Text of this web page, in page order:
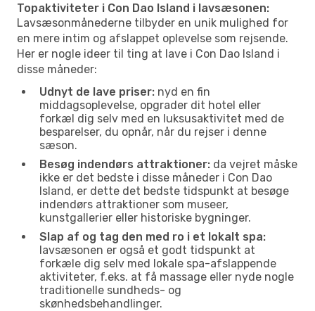
Topaktiviteter i Con Dao Island i lavsæsonen:
Lavsæsonmånederne tilbyder en unik mulighed for
en mere intim og afslappet oplevelse som rejsende.
Her er nogle ideer til ting at lave i Con Dao Island i
disse måneder:
Udnyt de lave priser: nyd en fin
middagsoplevelse, opgrader dit hotel eller
forkæl dig selv med en luksusaktivitet med de
besparelser, du opnår, når du rejser i denne
sæson.
Besøg indendørs attraktioner: da vejret måske
ikke er det bedste i disse måneder i Con Dao
Island, er dette det bedste tidspunkt at besøge
indendørs attraktioner som museer,
kunstgallerier eller historiske bygninger.
Slap af og tag den med ro i et lokalt spa:
lavsæsonen er også et godt tidspunkt at
forkæle dig selv med lokale spa-afslappende
aktiviteter, f.eks. at få massage eller nyde nogle
traditionelle sundheds- og
skønhedsbehandlinger.